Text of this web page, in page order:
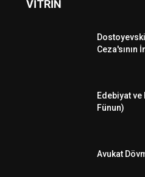
VİTRİN
Ceza'sının
Edebiyat
Fünun)
Avukat